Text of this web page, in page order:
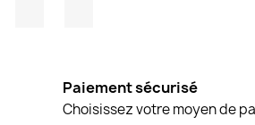
Paiement sécurisé
Choisissez votre moyen de